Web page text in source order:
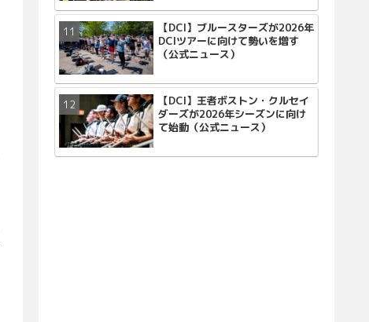
【DCI】ブルースターズが2026年
DCIツアーに向けて勢いを増す
（公式ニュース）
【DCI】王者ボストン・クルセイ
ダーズが2026年シーズンに向け
て始動（公式ニュース）